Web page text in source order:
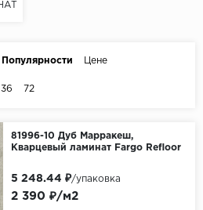
Германия
Популярности Цене
36 72
81996-10 Дуб Марракеш,
Кварцевый ламинат Fargo Refloor
2 390 ₽/м2
5 248.44 ₽/упаковка